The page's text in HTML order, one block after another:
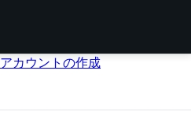
アカウントの作成